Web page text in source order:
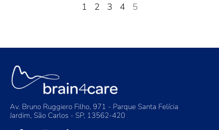
1 2 3 4 5
Av. Bruno Ruggiero Filho, 971 - Parque Santa Felícia
Jardim, São Carlos - SP, 13562-420